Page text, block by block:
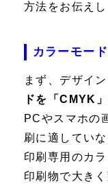
方法をお伝えし
カラーモー
まず、デザイ
ドを「CMYK
PCやスマホの
刷に適してい
印刷専用のカ
印刷物で大き